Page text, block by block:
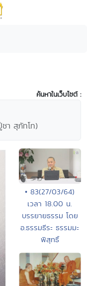
ค้นหาในเว็บไซต์ :
ชา สุภัทโท)
• 83(27/03/64)
เวลา 18.00 น.
บรรยายธรรม โดย
อ.ธรรมธีระ ธรรมมะ
พิสุทธิ์